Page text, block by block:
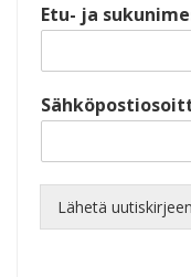
Etu- ja
Lähetä